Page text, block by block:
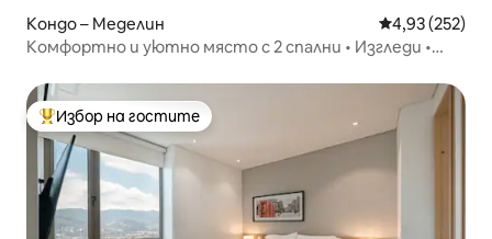
Кондо – Меделин Средна
4,93 (252)
Комфортно и уютно място с 2 спални • Изгледи •
Най-популярен избор на гостите
Избор на гостите